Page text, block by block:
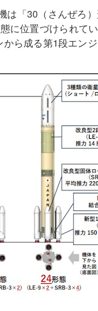
は「30（さんぜろ
に位置づけられて
ら成る第1段エン